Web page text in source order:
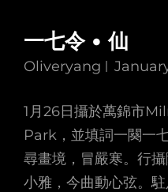
一七令 • 仙
Oliveryang
1月26日攝於萬錦市
Park，並填詞一闋一
尋畫境，冒嚴寒。行
小雅，今曲動心弦。